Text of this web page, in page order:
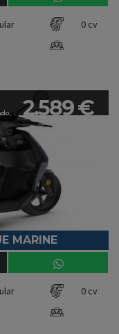
0 cv
2.589 €
MARINE
0 cv